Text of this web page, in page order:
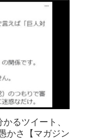
るツイート、
かさ【マガジン